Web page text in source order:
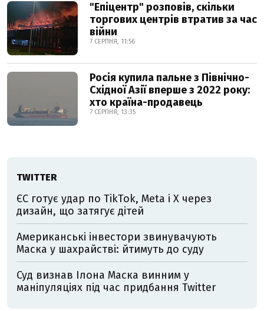
"Епіцентр" розповів, скільки
торгових центрів втратив за час
війни
7 СЕРПНЯ, 11:56
Росія купила пальне з Північно-
Східної Азії вперше з 2022 року:
хто країна-продавець
7 СЕРПНЯ, 13:35
TWITTER
ЄС готує удар по TikTok, Meta і X через
дизайн, що затягує дітей
Американські інвестори звинувачують
Маска у шахрайстві: йтимуть до суду
Суд визнав Ілона Маска винним у
маніпуляціях під час придбання Twitter